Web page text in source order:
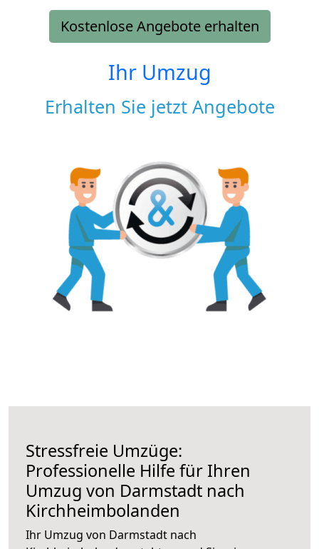
Kostenlose Angebote erhalten
Ihr Umzug
Erhalten Sie jetzt Angebote
Stressfreie Umzüge:
Professionelle Hilfe für Ihren
Umzug von Darmstadt nach
Kirchheimbolanden
Ihr Umzug von Darmstadt nach